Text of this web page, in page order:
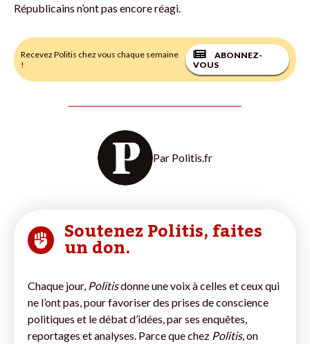
Républicains n’ont pas encore réagi.
Recevez Politis chez vous chaque semaine
!
ABONNEZ-
VOUS
Par Politis.fr
Soutenez Politis, faites
un don.
Chaque jour, Politisdonne une voix à celles et ceux qui
ne l’ont pas, pour favoriser des prises de conscience
politiques et le débat d’idées, par ses enquêtes,
reportages et analyses. Parce que chez Politis,on